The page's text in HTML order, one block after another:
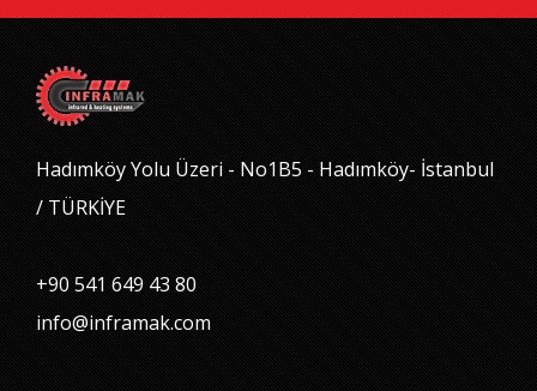
Hadımköy Yolu Üzeri - No1B5 - Hadımköy- İstanbul
/ TÜRKİYE
+90 541 649 43 80
info@inframak.com